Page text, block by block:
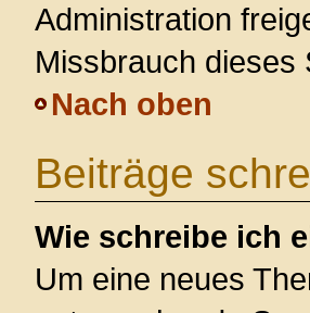
Administration
Missbrauch dieses
Nach oben
Beiträge
Wie schreibe ich
Um eine neues